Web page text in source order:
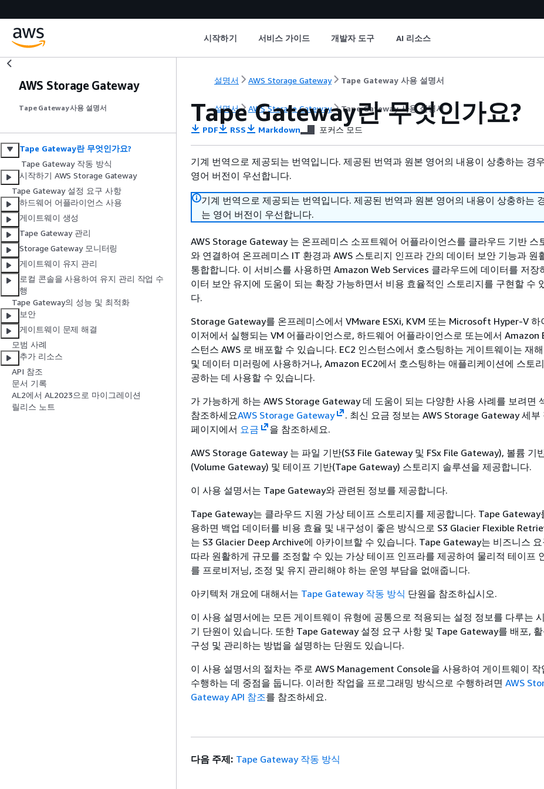
시작하기 서비스 가이드 개발자 도구 AI 리소스
AWS Storage Gateway
Tape Gateway 사용 설명서
Tape Gateway란 무엇인가요?
Tape Gateway 작동 방식
시작하기 AWS Storage Gateway
Tape Gateway 설정 요구 사항
하드웨어 어플라이언스 사용
게이트웨이 생성
Tape Gateway 관리
Storage Gateway 모니터링
게이트웨이 유지 관리
로컬 콘솔을 사용하여 유지 관리 작업 수
행
Tape Gateway의 성능 및 최적화
보안
게이트웨이 문제 해결
모범 사례
추가 리소스
API 참조
문서 기록
AL2에서 AL2023으로 마이그레이션
릴리스 노트
설명서 AWS Storage Gateway Tape Gateway 사용 설명서
설명서 AWS Storage Gateway Tape Gateway 사용 설명서
Tape Gateway란 무엇인가요?
PDF RSS Markdown 포커스 모드
기계 번역으로 제공되는 번역입니다. 제공된 번역과 원본 영어의 내용이 상충하는 경
영어 버전이 우선합니다.
기계 번역으로 제공되는 번역입니다. 제공된 번역과 원본 영어의 내용이 상충하는
는 영어 버전이 우선합니다.
AWS Storage Gateway 는 온프레미스 소프트웨어 어플라이언스를 클라우드 기반 스
와 연결하여 온프레미스 IT 환경과 AWS 스토리지 인프라 간의 데이터 보안 기능과 원
통합합니다. 이 서비스를 사용하면 Amazon Web Services 클라우드에 데이터를 저장
이터 보안 유지에 도움이 되는 확장 가능하면서 비용 효율적인 스토리지를 구현할 수
다.
Storage Gateway를 온프레미스에서 VMware ESXi, KVM 또는 Microsoft Hyper-V 하
이저에서 실행되는 VM 어플라이언스로, 하드웨어 어플라이언스로 또는에서 Amazon
스턴스 AWS 로 배포할 수 있습니다. EC2 인스턴스에서 호스팅하는 게이트웨이는 재
및 데이터 미러링에 사용하거나, Amazon EC2에서 호스팅하는 애플리케이션에 스토
공하는 데 사용할 수 있습니다.
가 가능하게 하는 AWS Storage Gateway 데 도움이 되는 다양한 사용 사례를 보려면
참조하세요AWS Storage Gateway
. 최신 요금 정보는 AWS Storage Gateway 세부
페이지에서 요금
을 참조하세요.
AWS Storage Gateway 는 파일 기반(S3 File Gateway 및 FSx File Gateway), 볼륨 기
(Volume Gateway) 및 테이프 기반(Tape Gateway) 스토리지 솔루션을 제공합니다.
이 사용 설명서는 Tape Gateway와 관련된 정보를 제공합니다.
Tape Gateway는 클라우드 지원 가상 테이프 스토리지를 제공합니다. Tape Gateway
용하면 백업 데이터를 비용 효율 및 내구성이 좋은 방식으로 S3 Glacier Flexible
는 S3 Glacier Deep Archive에 아카이브할 수 있습니다. Tape Gateway는 비즈니스 요
따라 원활하게 규모를 조정할 수 있는 가상 테이프 인프라를 제공하여 물리적 테이프
를 프로비저닝, 조정 및 유지 관리해야 하는 운영 부담을 없애줍니다.
아키텍처 개요에 대해서는 Tape Gateway 작동 방식 단원을 참조하십시오.
이 사용 설명서에는 모든 게이트웨이 유형에 공통으로 적용되는 설정 정보를 다루는
기 단원이 있습니다. 또한 Tape Gateway설정 요구 사항 및 Tape Gateway를 배포,
구성 및 관리하는 방법을 설명하는 단원도 있습니다.
이 사용 설명서의 절차는 주로 AWS Management Console을 사용하여 게이트웨이 작
수행하는 데 중점을 둡니다. 이러한 작업을 프로그래밍 방식으로 수행하려면 AWS
Gateway API 참조를 참조하세요.
다음 주제: Tape Gateway 작동 방식